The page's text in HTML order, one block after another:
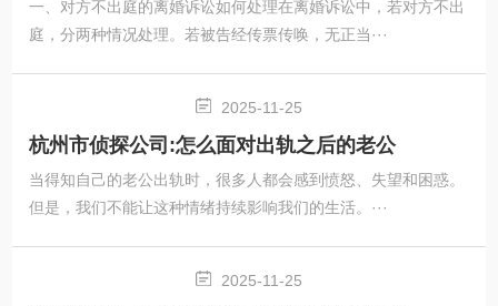
一、对方不出庭的离婚诉讼如何处理在离婚诉讼中，若对方不出
庭，分两种情况处理。若被告经传票传唤，无正当···
2025-11-25
杭州市侦探公司:怎么面对出轨之后的老公
当得知自己的老公出轨时，很多人都会感到愤怒、失望和困惑。
但是，我们不能让这种情绪持续影响我们的生活。···
2025-11-25